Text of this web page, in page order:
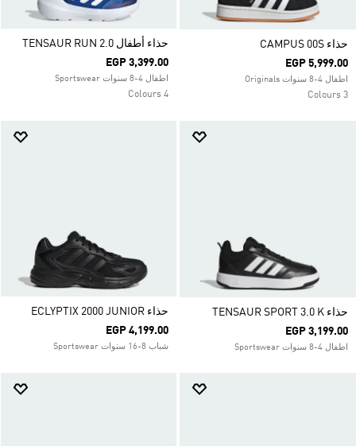
حذاء CAMPUS 00S
EGP 5,999.00
اطفال 4-8 سنوات Originals
3 Colours
حذاء أطفال TENSAUR RUN 2.0
EGP 3,399.00
اطفال 4-8 سنوات Sportswear
4 Colours
حذاء TENSAUR SPORT 3.0 K
EGP 3,199.00
اطفال 4-8 سنوات Sportswear
حذاء ECLYPTIX 2000 JUNIOR
EGP 4,199.00
شباب 8-16 سنوات Sportswear